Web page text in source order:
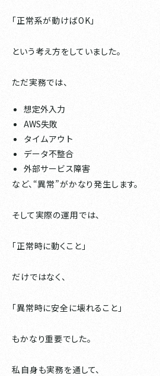
「正常系が動けばOK」
という考え方をしていました。
ただ実務では、
想定外入力
AWS失敗
タイムアウト
データ不整合
外部サービス障害
など、“異常”がかなり発生します。
そして実際の運用では、
「正常時に動くこと」
だけではなく、
「異常時に安全に壊れること」
もかなり重要でした。
私自身も実務を通して、